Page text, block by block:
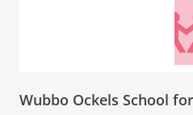
Wubbo Ockels School